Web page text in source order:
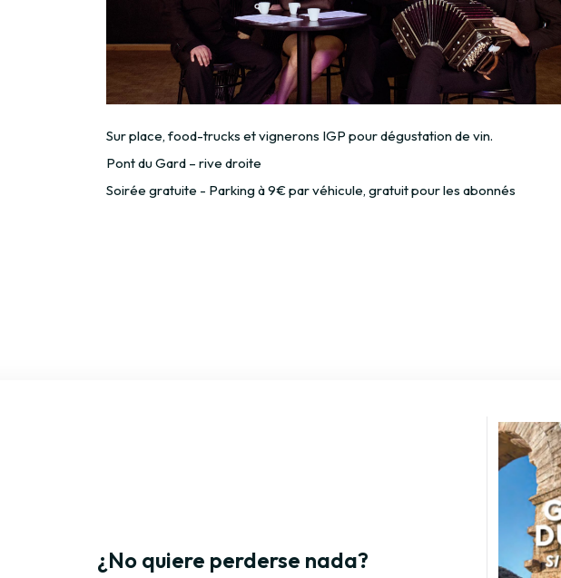
Sur place, food-trucks et vignerons IGP pour dégustation de vin.
Pont du Gard – rive droite
Soirée gratuite - Parking à 9€ par véhicule, gratuit pour les abonnés
¿No quiere perderse nada?